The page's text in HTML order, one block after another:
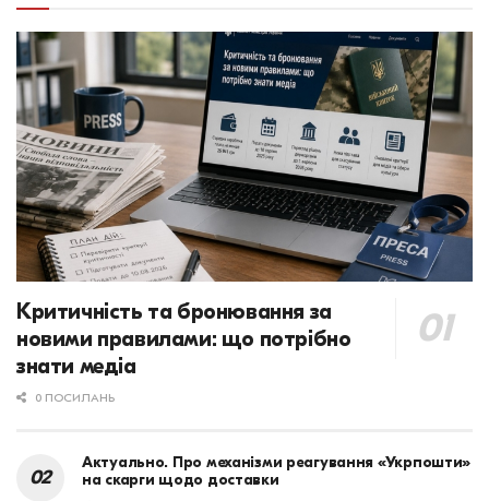
Критичність та бронювання за
новими правилами: що потрібно
знати медіа
0 ПОСИЛАНЬ
Актуально. Про механізми реагування «Укрпошти»
на скарги щодо доставки